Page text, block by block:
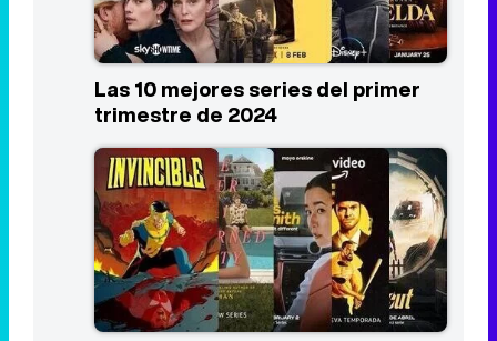
Las 10 mejores series del primer
trimestre de 2024